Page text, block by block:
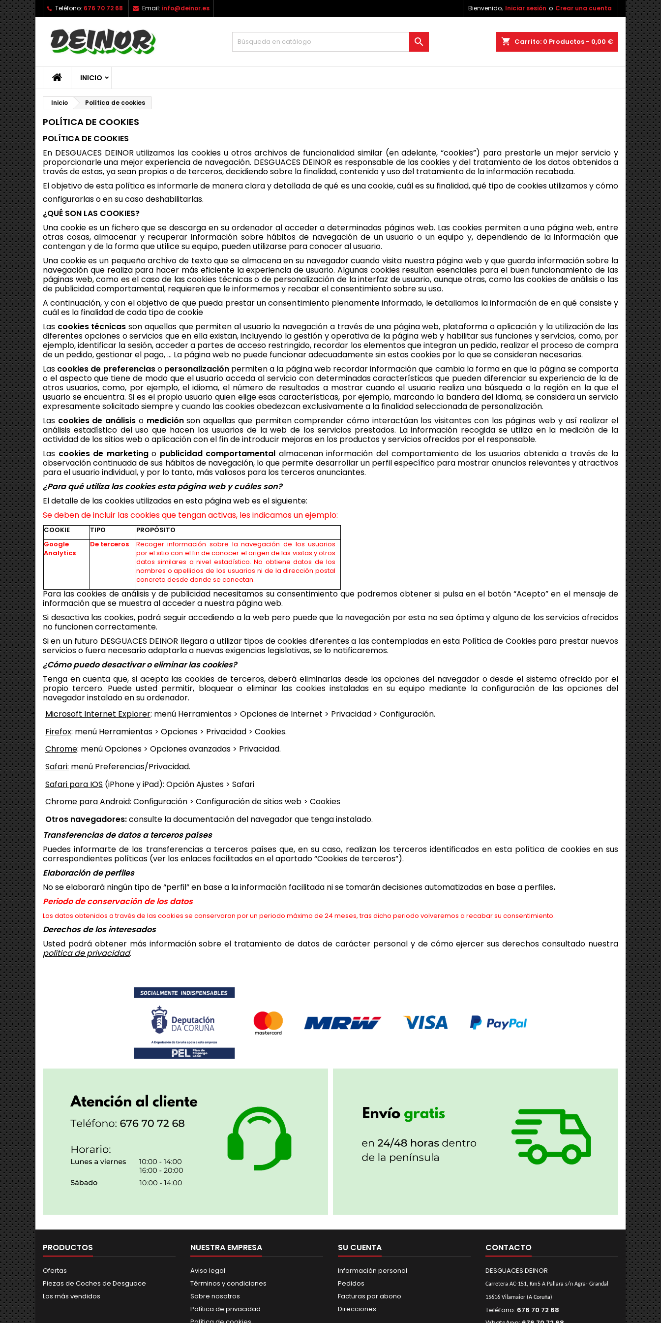
Teléfono: 676 70 72 68 Email: info@deinor.es Bienvenido, Iniciar sesión o Crear una cuenta
shopping_cart Carrito: 0 Productos - 0,00 €

INICIO
Inicio Política de cookies
POLÍTICA DE COOKIES
POLÍTICA DE COOKIES
En DESGUACES DEINOR utilizamos las cookies u otros archivos de funcionalidad similar (en adelante, “cookies”) para prestarle un mejor servicio y
proporcionarle una mejor experiencia de navegación. DESGUACES DEINOR es responsable de las cookies y del tratamiento de los datos obtenidos a
través de estas, ya sean propias o de terceros, decidiendo sobre la finalidad, contenido y uso del tratamiento de la información recabada.
El objetivo de esta política es informarle de manera clara y detallada de qué es una cookie, cuál es su finalidad, qué tipo de cookies utilizamos y cómo
configurarlas o en su caso deshabilitarlas.
¿QUÉ SON LAS COOKIES?
Una cookie es un fichero que se descarga en su ordenador al acceder a determinadas páginas web. Las cookies permiten a una página web, entre
otras cosas, almacenar y recuperar información sobre hábitos de navegación de un usuario o un equipo y, dependiendo de la información que
contengan y de la forma que utilice su equipo, pueden utilizarse para conocer al usuario.
Una cookie es un pequeño archivo de texto que se almacena en su navegador cuando visita nuestra página web y que guarda información sobre la
navegación que realiza para hacer más eficiente la experiencia de usuario. Algunas cookies resultan esenciales para el buen funcionamiento de las
páginas web, como es el caso de las cookies técnicas o de personalización de la interfaz de usuario, aunque otras, como las cookies de análisis o las
de publicidad comportamental, requieren que le informemos y recabar el consentimiento sobre su uso.
A continuación, y con el objetivo de que pueda prestar un consentimiento plenamente informado, le detallamos la información de en qué consiste y
cuál es la finalidad de cada tipo de cookie
Las cookies técnicas son aquellas que permiten al usuario la navegación a través de una página web, plataforma o aplicación y la utilización de las
diferentes opciones o servicios que en ella existan, incluyendo la gestión y operativa de la página web y habilitar sus funciones y servicios, como, por
ejemplo, identificar la sesión, acceder a partes de acceso restringido, recordar los elementos que integran un pedido, realizar el proceso de compra
de un pedido, gestionar el pago, … La página web no puede funcionar adecuadamente sin estas cookies por lo que se consideran necesarias.
Las cookies de preferenciaso personalizaciónpermiten a la página web recordar información que cambia la forma en que la página se comporta
o el aspecto que tiene de modo que el usuario acceda al servicio con determinadas características que pueden diferenciar su experiencia de la de
otros usuarios, como, por ejemplo, el idioma, el número de resultados a mostrar cuando el usuario realiza una búsqueda o la región en la que el
usuario se encuentra. Si es el propio usuario quien elige esas características, por ejemplo, marcando la bandera del idioma, se considera un servicio
expresamente solicitado siempre y cuando las cookies obedezcan exclusivamente a la finalidad seleccionada de personalización.
Las cookies de análisis o mediciónson aquellas que permiten comprender cómo interactúan los visitantes con las páginas web y así realizar el
análisis estadístico del uso que hacen los usuarios de la web de los servicios prestados. La información recogida se utiliza en la medición de la
actividad de los sitios web o aplicación con el fin de introducir mejoras en los productos y servicios ofrecidos por el responsable.
Las cookies de marketingo publicidad comportamental almacenan información del comportamiento de los usuarios obtenida a través de la
observación continuada de sus hábitos de navegación, lo que permite desarrollar un perfil específico para mostrar anuncios relevantes y atractivos
para el usuario individual, y por lo tanto, más valiosos para los terceros anunciantes.
¿Para qué utiliza las cookies esta página web y cuáles son?
El detalle de las cookies utilizadas en esta página web es el siguiente:
Se deben de incluir las cookies que tengan activas, les indicamos un ejemplo:
COOKIE TIPO
PROPÓSITO
Google
Analytics
De terceros
Recoger información sobre la navegación de los usuarios
por el sitio con el fin de conocer el origen de las visitas y otros
datos similares a nivel estadístico. No obtiene datos de los
nombres o apellidos de los usuarios ni de la dirección postal
concreta desde donde se conectan.
Para las cookies de análisis y de publicidad necesitamos su consentimiento que podremos obtener si pulsa en el botón “Acepto” en el mensaje de
información que se muestra al acceder a nuestra página web.
Si desactiva las cookies, podrá seguir accediendo a la web pero puede que la navegación por esta no sea óptima y alguno de los servicios ofrecidos
no funcionen correctamente.
Si en un futuro DESGUACES DEINOR llegara a utilizar tipos de cookies diferentes a las contempladas en esta Política de Cookies para prestar nuevos
servicios o fuera necesario adaptarla a nuevas exigencias legislativas, se lo notificaremos.
¿Cómo puedo desactivar o eliminar las cookies?
Tenga en cuenta que, si acepta las cookies de terceros, deberá eliminarlas desde las opciones del navegador o desde el sistema ofrecido por el
propio tercero. Puede usted permitir, bloquear o eliminar las cookies instaladas en su equipo mediante la configuración de las opciones del
navegador instalado en su ordenador.
-
Microsoft Internet Explorer: menú Herramientas > Opciones de Internet > Privacidad > Configuración.
-
Firefox: menú Herramientas > Opciones > Privacidad > Cookies.
-
Chrome: menú Opciones > Opciones avanzadas > Privacidad.
-
Safari: menú Preferencias/Privacidad.
-
Safari para IOS (iPhone y iPad): Opción Ajustes > Safari
-
Chrome para Android: Configuración > Configuración de sitios web > Cookies
-
Otros navegadores:consulte la documentación del navegador que tenga instalado.
Transferencias de datos a terceros países
Puedes informarte de las transferencias a terceros países que, en su caso, realizan los terceros identificados en esta política de cookies en sus
correspondientes políticas (ver los enlaces facilitados en el apartado “Cookies de terceros”).
Elaboración de perfiles
Nose elaborará ningún tipo de “perfil” en base a la información facilitada ni se tomarán decisiones automatizadas en base a perfiles.
Periodo de conservación de los datos
Las datos obtenidos a través de las cookies se conservaran por un periodo máximo de 24 meses, tras dicho periodo volveremos a recabar su consentimiento.
Derechos de los interesados
Usted podrá obtener más información sobre el tratamiento de datos de carácter personal y de cómo ejercer sus derechos consultado nuestra
política de privacidad.
PRODUCTOS
Ofertas
Piezas de Coches de Desguace
Los más vendidos
NUESTRA EMPRESA
Aviso legal
Términos y condiciones
Sobre nosotros
Política de privacidad
SU CUENTA
Información personal
Pedidos
Facturas por abono
Direcciones
CONTACTO
DESGUACES DEINOR
Carretera AC-151, Km5 A Pallara s/n Agra- Grandal
15616 Vilamaior (A Coruña)
Teléfono: 676 70 72 68